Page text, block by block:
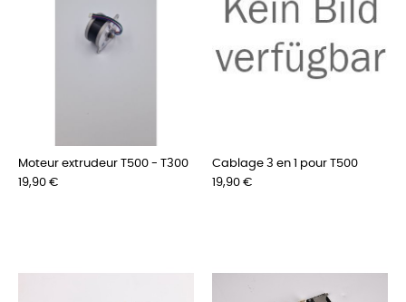
Moteur extrudeur T500 - T300
Preis
19,90 €
Cablage 3 en 1 pour T500
Preis
19,90 €